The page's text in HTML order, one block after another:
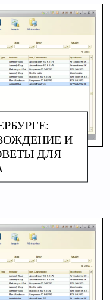
И
ДЛЯ